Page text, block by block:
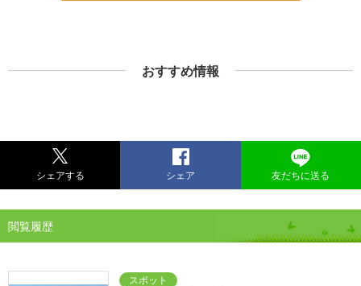
おすすめ情報
シェアする シェア 友だちに送る
閲覧履歴